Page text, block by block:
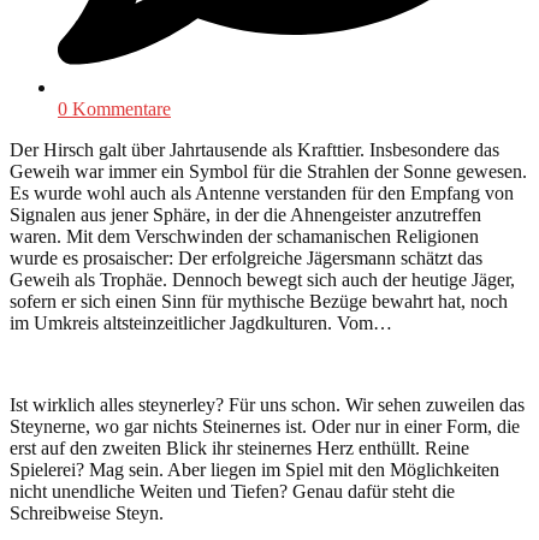
0 Kommentare
Der Hirsch galt über Jahrtausende als Krafttier. Insbesondere das
Geweih war immer ein Symbol für die Strahlen der Sonne gewesen.
Es wurde wohl auch als Antenne verstanden für den Empfang von
Signalen aus jener Sphäre, in der die Ahnengeister anzutreffen
waren. Mit dem Verschwinden der schamanischen Religionen
wurde es prosaischer: Der erfolgreiche Jägersmann schätzt das
Geweih als Trophäe. Dennoch bewegt sich auch der heutige Jäger,
sofern er sich einen Sinn für mythische Bezüge bewahrt hat, noch
im Umkreis altsteinzeitlicher Jagdkulturen. Vom…
Ist wirklich alles steynerley? Für uns schon. Wir sehen zuweilen das
Steynerne, wo gar nichts Steinernes ist. Oder nur in einer Form, die
erst auf den zweiten Blick ihr steinernes Herz enthüllt. Reine
Spielerei? Mag sein. Aber liegen im Spiel mit den Möglichkeiten
nicht unendliche Weiten und Tiefen? Genau dafür steht die
Schreibweise Steyn.